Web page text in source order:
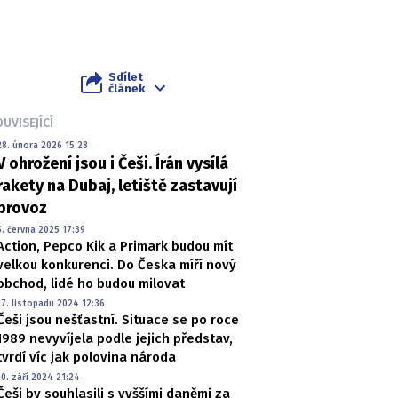
Sdílet
článek
února 2026 15:28
ohrožení jsou i Češi. Írán vysílá
na Dubaj, letiště zastavují
června 2025 17:39
Pepco Kik a Primark budou mít
konkurenci. Do Česka míří nový
lidé ho budou milovat
listopadu 2024 12:36
jsou nešťastní. Situace se po roce
nevyvíjela podle jejich představ,
víc jak polovina národa
září 2024 21:24
by souhlasili s vyššími daněmi za